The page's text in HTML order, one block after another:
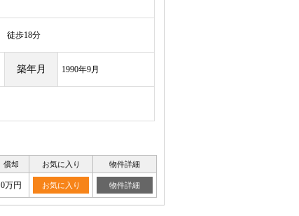
徒歩18分
築年月 1990年9月
償却 お気に入り 物件詳細
0万円 お気に入り 物件詳細